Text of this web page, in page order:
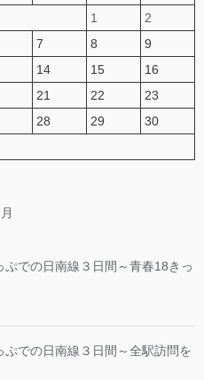
1
2
7 8
9
14 15
16
21 22
23
28 29
30
での日南線３日間～青春18きっ
での日南線３日間～全駅訪問を